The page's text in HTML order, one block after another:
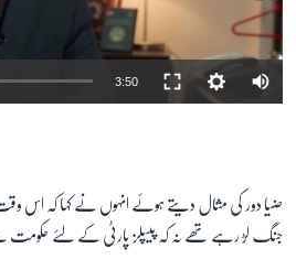
3:50
ضیا دور کی مثال دیتے ہوئے انہوں نے کہا کہ اس
جنگ لڑ رہے تھے نہ کہ پیپلز پارٹی کے لئے